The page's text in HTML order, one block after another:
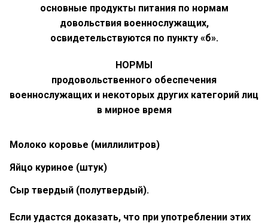
основные продукты питания по нормам
довольствия военнослужащих,
освидетельствуются по пункту «б».
НОРМЫ
продовольственного обеспечения
военнослужащих и некоторых других категорий лиц
в мирное время
Молоко коровье (миллилитров)
Яйцо куриное (штук)
Сыр твердый (полутвердый).
Если удастся доказать, что при употреблении этих